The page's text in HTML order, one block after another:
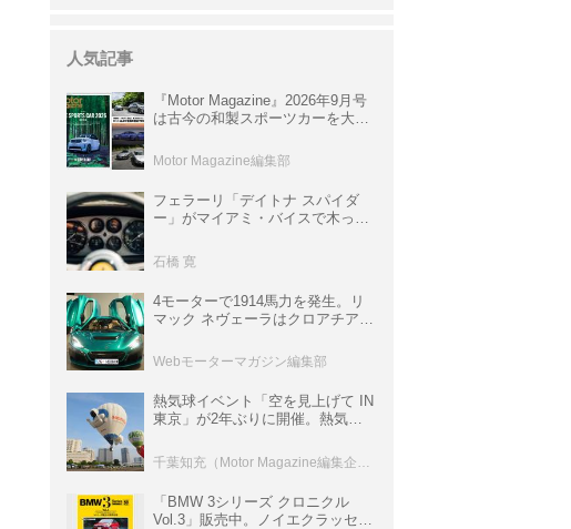
人気記事
『Motor Magazine』2026年9月号
は古今の和製スポーツカーを大特
情報も満載
Motor Magazine編集部
フェラーリ「デイトナ スパイダ
ー」がマイアミ・バイスで木っ端
サ」に化けた理由
石橋 寛
4モーターで1914馬力を発生。リ
マック ネヴェーラはクロアチア発
ロニクル・完全版／115】
Webモーターマガジン編集部
熱気球イベント「空を見上げて IN
東京」が2年ぶりに開催。熱気球
室などのコンテンツも
「BMW 3シリーズ クロニクル
Vol.3」販売中。ノイエクラッセか